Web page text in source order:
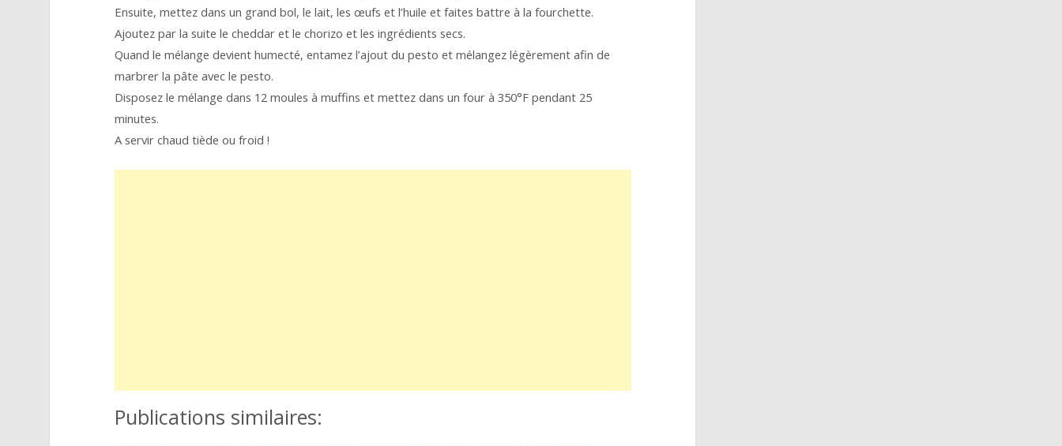
Ensuite, mettez dans un grand bol, le lait, les œufs et l’huile et faites battre à la fourchette.
Ajoutez par la suite le cheddar et le chorizo et les ingrédients secs.
Quand le mélange devient humecté, entamez l’ajout du pesto et mélangez légèrement afin de
marbrer la pâte avec le pesto.
Disposez le mélange dans 12 moules à muffins et mettez dans un four à 350°F pendant 25
minutes.
A servir chaud tiède ou froid !
Publications similaires: